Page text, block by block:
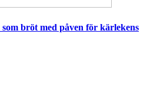
bröt med påven för kärlekens